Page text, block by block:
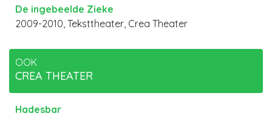
De ingebeelde Zieke
2009-2010, Teksttheater, Crea Theater
OOK
CREA THEATER
Hadesbar